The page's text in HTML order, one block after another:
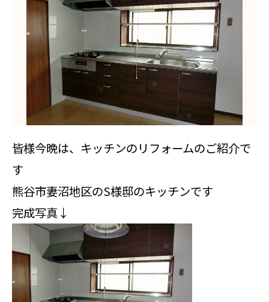
皆様今晩は、キッチンのリフォームのご紹介で
す
熊谷市妻沼地区のS様邸のキッチンです
完成写真↓